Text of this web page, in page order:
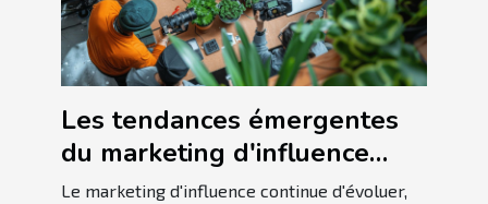
Les tendances émergentes
du marketing d'influence
pour les niches spécialisées
Le marketing d'influence continue d'évoluer,